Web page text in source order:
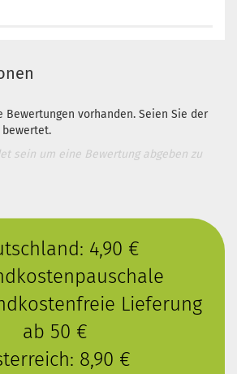
Bewertungen vorhanden. Seien Sie der
bewertet.
sein um eine Bewertung abgeben zu
4,90 €
Lieferung
ab 50 €
8,90 €